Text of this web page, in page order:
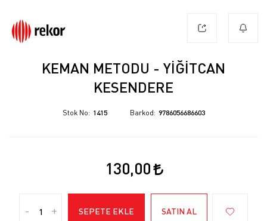
KEMAN METODU - YIĞITCAN
KESENDERE
Stok No 1415 Barkod 9786056686603
130,00
- + SEPETE EKLE SATIN AL